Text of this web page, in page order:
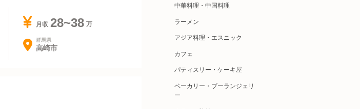
月収 28~38
群馬県
高崎市
中華料理・中国料理
ラーメン
アジア料理・エスニック
カフェ
パティスリー・ケーキ屋
ベーカリー・ブーランジェリ
ー